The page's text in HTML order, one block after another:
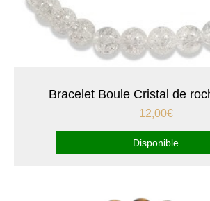
Bracelet Boule Cristal de
12,00€
Disponible